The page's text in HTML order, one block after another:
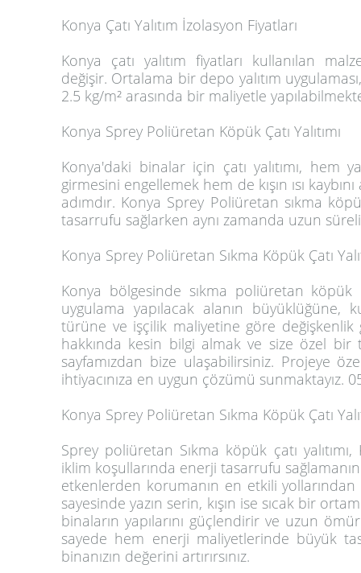
Konya Çatı Yalıtım İzolasyon Fiyatları
Konya çatı yalıtım fiyatları kullanılan
değişir. Ortalama bir depo yalıtım
2.5 kg/m² arasında bir maliyetle
Konya Sprey Poliüretan Köpük Çatı Yalıtımı
Konya'daki binalar için çatı yalıtımı, hem
girmesini engellemek hem de kışın ısı
adımdır. Konya Sprey Poliüretan sıkma
tasarrufu sağlarken aynı zamanda uzun
Konya Sprey Poliüretan Sıkma Köpük Çatı
Konya bölgesinde sıkma poliüretan köpük
uygulama yapılacak alanın büyüklüğüne,
türüne ve işçilik maliyetine göre değişkenlik
hakkında kesin bilgi almak ve size özel
sayfamızdan bize ulaşabilirsiniz. Projeye
ihtiyacınıza en uygun çözümü sunmaktayız.
Konya Sprey Poliüretan Sıkma Köpük Çatı
Sprey poliüretan Sıkma köpük çatı
iklim koşullarında enerji tasarrufu sağlamanın
etkenlerden korumanın en etkili
sayesinde yazın serin, kışın ise sıcak bir
binaların yapılarını güçlendirir ve uzun
sayede hem enerji maliyetlerinde büyük
binanızın değerini artırırsınız.